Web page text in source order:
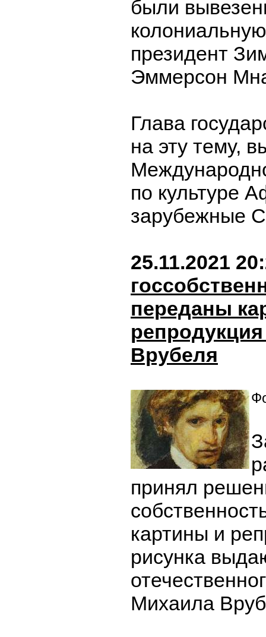
были
президент
Эммерсон
Глава
на эту тему,
по культуре
зарубежные
25.11.2021
переданы
Врубеля
принял
картины и
рисунка
Михаила